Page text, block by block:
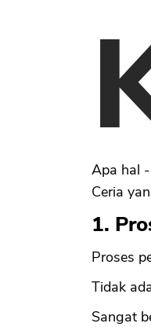
Apa hal
Ceria
1.
Proses
Tidak
Sangat